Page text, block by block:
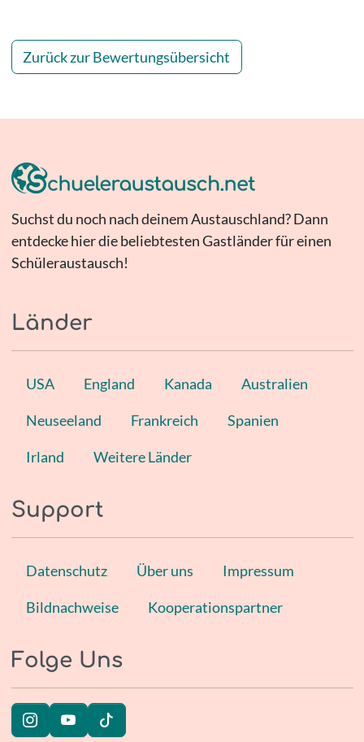
Zurück zur Bewertungsübersicht
Suchst du noch nach deinem Austauschland? Dann
entdecke hier die beliebtesten Gastländer für einen
Schüleraustausch!
Länder
USA England Kanada Australien
Neuseeland Frankreich Spanien
Irland Weitere Länder
Support
Datenschutz Über uns Impressum
Bildnachweise Kooperationspartner
Folge Uns